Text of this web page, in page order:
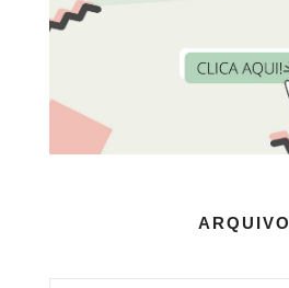
ARQUIVO